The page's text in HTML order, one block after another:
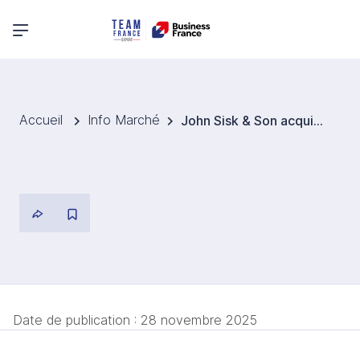
Menu principal
Accueil Info Marché John Sisk & Son acquiert Farrans Construction
Date de publication : 28 novembre 2025